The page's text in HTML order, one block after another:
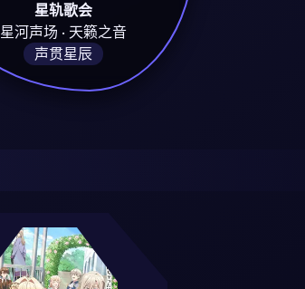
星轨歌会
星河声场 · 天籁之音
声贯星辰